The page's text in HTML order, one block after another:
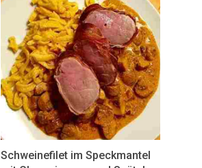
Schweinefilet im Speckmantel